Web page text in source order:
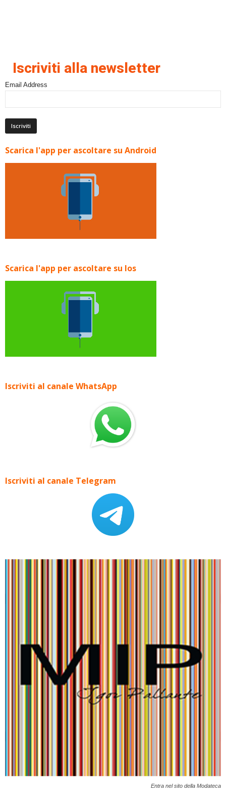
Iscriviti alla newsletter
Email Address
Scarica l'app per ascoltare su Android
Scarica l'app per ascoltare su Ios
Iscriviti al canale WhatsApp
Iscriviti al canale Telegram
Entra nel sito della Modateca